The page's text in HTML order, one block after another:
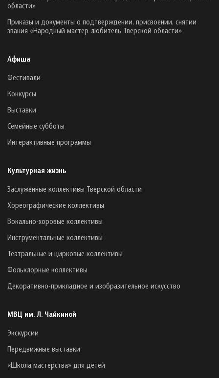
области»
Приказы и документы о подтверждении, присвоении, снятии
звания «Народный мастер-любитель Тверской области»
Афиша
Фестивали
Конкурсы
Выставки
Семейные субботы
Интерактивные программы
Культурная жизнь
Заслуженные коллективы Тверской области
Хореографические коллективы
Вокально-хоровые коллективы
Инструментальные коллективы
Театральные и цирковые коллективы
Фольклорные коллективы
Декоративно-прикладное и изобразительное искусство
МВЦ им. Л. Чайкиной
Экскурсии
Передвижные выставки
«Школа мастерства» для детей